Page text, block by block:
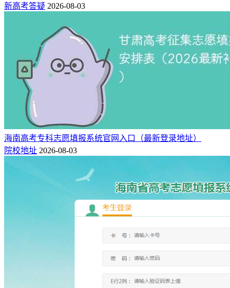
新高考答疑 2026-08-03
海南高考专科志愿填报系统官网入口（最新登录地址）
院校地址 2026-08-03